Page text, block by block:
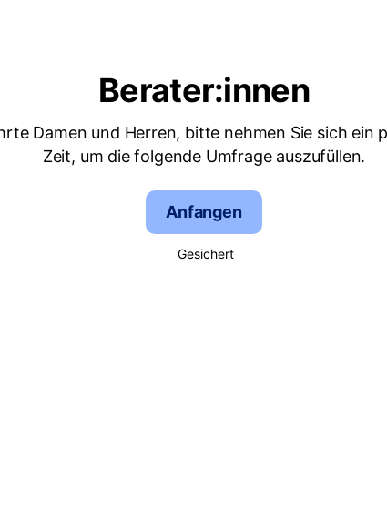
Berater:innen
Damen und Herren, bitte nehmen Sie sich ein
Zeit, um die folgende Umfrage auszufüllen.
Anfangen
Gesichert